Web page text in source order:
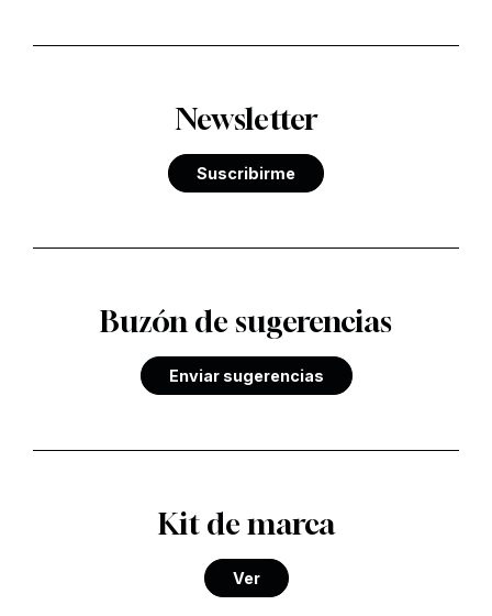
Newsletter
Suscribirme
Buzón de sugerencias
Enviar sugerencias
Kit de marca
Ver